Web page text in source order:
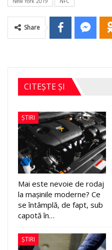
Share
CITEȘTE ȘI
ȘTIRI
Mai este nevoie de rodaj
la mașinile moderne? Ce
se întâmplă, de fapt, sub
capotă în…
ȘTIRI